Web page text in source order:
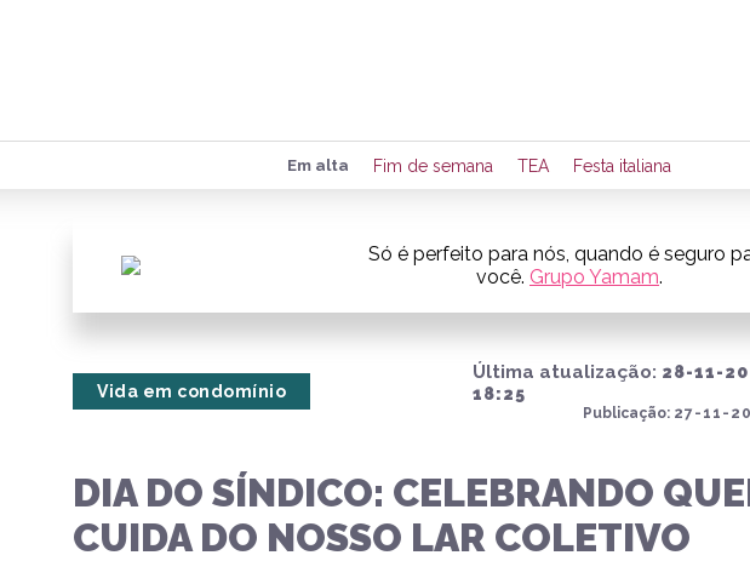
Preencha seus dados para
de eventos e notícias da
Quero
Em alta Fim de semana TEA Festa italiana
Só é perfeito para nós, quando é seguro
você. Grupo Yamam.
Última atualização: 28-11-
18:25
Publicação: 27-11-
Vida em condomínio
DIA DO SÍNDICO: CELEBRANDO
CUIDA DO NOSSO LAR COLETIVO